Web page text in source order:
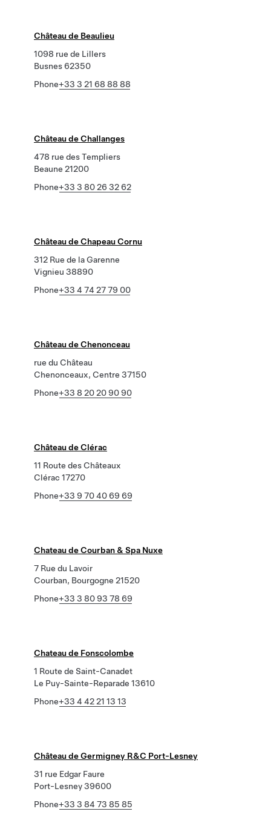
Château de Beaulieu
1098 rue de Lillers
Busnes 62350
Phone+33 3 21 68 88 88
Château de Challanges
478 rue des Templiers
Beaune 21200
Phone+33 3 80 26 32 62
Château de Chapeau Cornu
312 Rue de la Garenne
Vignieu 38890
Phone+33 4 74 27 79 00
Château de Chenonceau
rue du Château
Chenonceaux, Centre 37150
Phone+33 8 20 20 90 90
Château de Clérac
11 Route des Châteaux
Clérac 17270
Phone+33 9 70 40 69 69
Chateau de Courban & Spa Nuxe
7 Rue du Lavoir
Courban, Bourgogne 21520
Phone+33 3 80 93 78 69
Chateau de Fonscolombe
1 Route de Saint-Canadet
Le Puy-Sainte-Reparade 13610
Phone+33 4 42 21 13 13
Château de Germigney R&C Port-Lesney
31 rue Edgar Faure
Port-Lesney 39600
Phone+33 3 84 73 85 85